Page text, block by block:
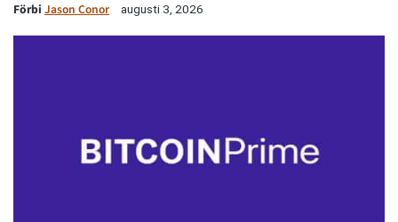
Förbi Jason Conor augusti 3, 2026